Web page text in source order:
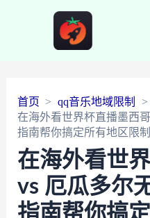
首页
qq音乐地域限制
在海外看世界杯直播墨西
指南帮你搞定所有地区限制
在海外看世
vs 厄瓜多尔
指南帮你搞